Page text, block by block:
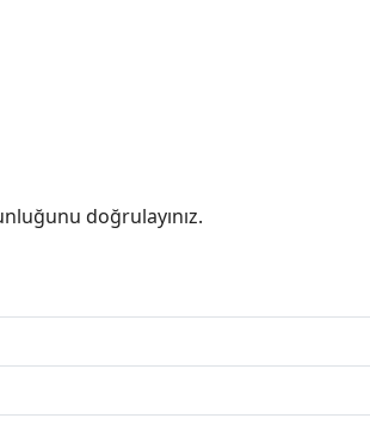
doğrulayınız.